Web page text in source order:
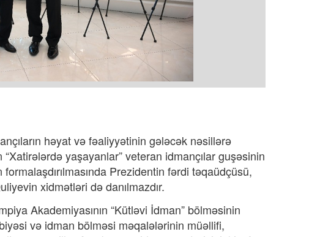
həyat və fəaliyyətinin gələcək nəsillərə
yaşayanlar” veteran idmançılar guşəsinin
Prezidentin fərdi təqaüdçüsü,
xidmətləri də danılmazdır.
Akademiyasının “Kütləvi İdman” bölməsinin
və idman bölməsi məqalələrinin müəllifi,